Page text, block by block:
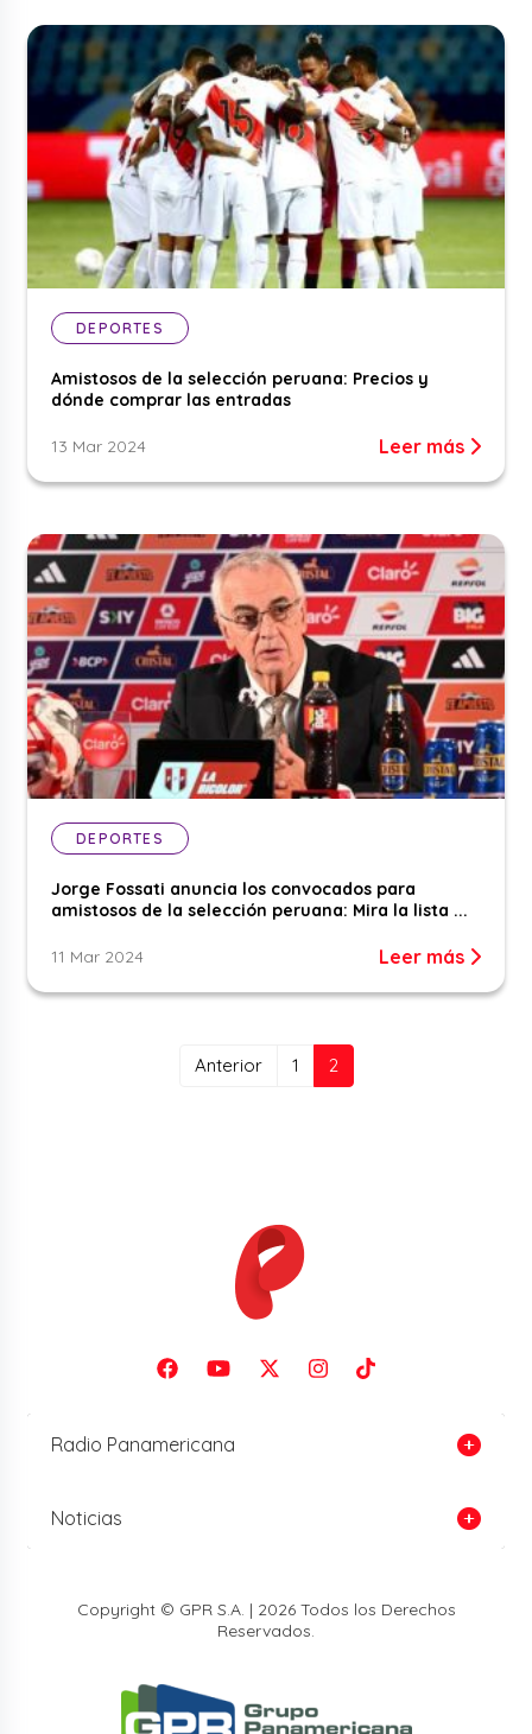
DEPORTES
Amistosos de la selección peruana: Precios y
dónde comprar las entradas
13 Mar 2024 Leer más
DEPORTES
Jorge Fossati anuncia los convocados para
amistosos de la selección peruana: Mira la lista ...
11 Mar 2024 Leer más
Anterior 1 2(current)
Radio Panamericana
Noticias
Copyright © GPR S.A. | 2026 Todos los Derechos
Reservados.